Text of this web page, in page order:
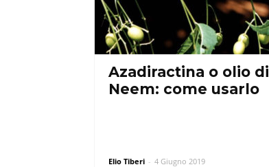
Azadiractina o olio di
Neem: come usarlo
Elio Tiberi - 4 Giugno 2019